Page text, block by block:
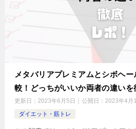
メタバリアプレミアムとシボヘ
較！どっちがいいか両者の違いを
更新日： 2023年6月5日 公開日： 2023年4月
ダイエット・筋トレ